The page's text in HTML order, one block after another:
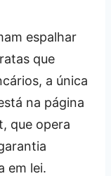
espalhar
que
a única
na página
que opera
em lei.